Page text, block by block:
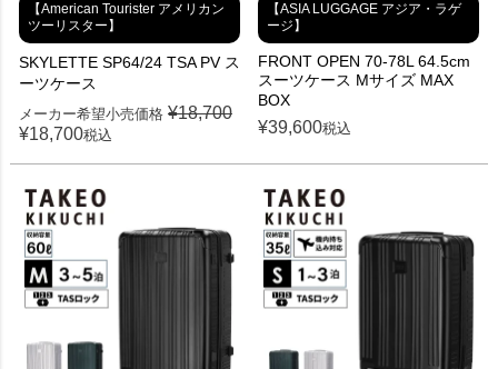
【American Tourister アメリカン
ツーリスター】
SKYLETTE SP64/24 TSA PV ス
ーツケース
メーカー希望小売価格 ¥18,700
¥18,700税込
【ASIA LUGGAGE アジア・ラゲ
ージ】
FRONT OPEN 70-78L 64.5cm
スーツケース Mサイズ MAX
BOX
¥39,600税込